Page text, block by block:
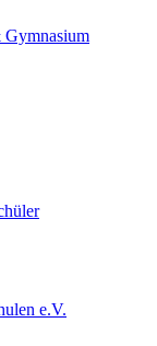
Gymnasium
e.V.